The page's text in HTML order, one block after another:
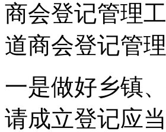
商会登记管理
道商会登记管理
一是做好乡镇
请成立登记应